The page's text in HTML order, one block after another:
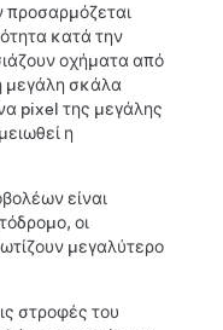
κατά την
οχήματα από
μεγάλη σκάλα
pixel της μεγάλης
η
είναι
οι
μεγαλύτερο
στροφές του